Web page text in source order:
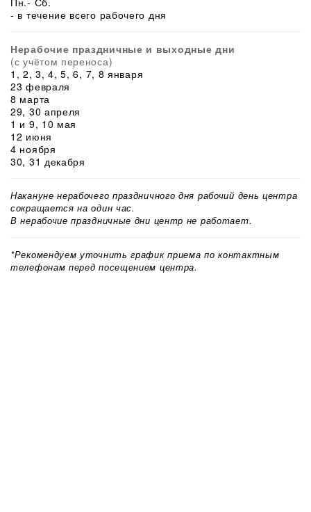
- в течение всего рабочего дня
Нерабочие праздничные и выходные дни
(с учётом переноса)
1, 2, 3, 4, 5, 6, 7, 8 января
23 февраля
8 марта
29, 30 апреля
1 и 9, 10 мая
12 июня
4 ноября
30, 31 декабря
Накануне нерабочего праздничного дня рабочий день центра
сокращается на один час.
В нерабочие праздничные дни центр не работает.
*Рекомендуем уточнить график приема по контактным
телефонам перед посещением центра.